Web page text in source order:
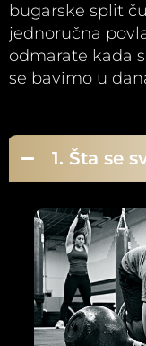
bugarske split
jednoručna
odmarate kada
se bavimo u
1. Šta se